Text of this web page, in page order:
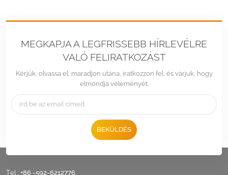
MEGKAPJA A LEGFRISSEBB HÍRLEVÉLRE
VALÓ FELIRATKOZÁST
Kérjük, olvassa el, maradjon utána, iratkozzon fel, és várjuk, hogy
elmondja véleményét.
BEKÜLDÉS
Tel : +86 -592-6212776